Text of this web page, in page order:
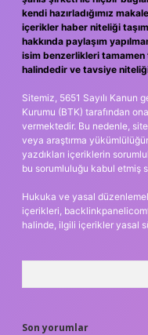
kendi hazırladığımız
içerikler haber niteliği
hakkında paylaşım
isim benzerlikleri
halindedir ve tavsiye
Sitemiz, 5651 Sayılı Kanun
Kurumu (BTK) tarafından
vermektedir. Bu nedenle,
veya araştırma
yazdıkları içeriklerin
bu sorumluluğu kabul etmiş
Hukuka ve yasal
içerikleri,
halinde, ilgili içerikler yasal
Son yorumlar